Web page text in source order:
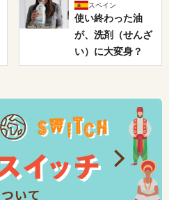
スペイン
使い終わった油
が、洗剤（せんざ
い）に大変身？